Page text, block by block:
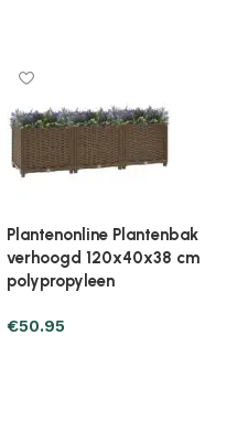
Plantenonline Plantenbak
verhoogd 120x40x71 cm
polypropyleen
€76.43